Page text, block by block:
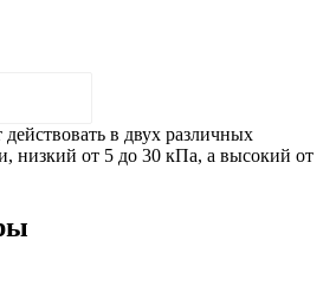
действовать в двух различных
низкий от 5 до 30 кПа, а высокий от